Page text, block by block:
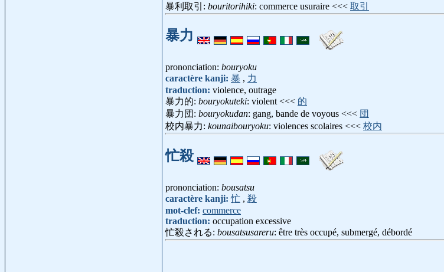
暴利取引: bouritorihiki: commerce usuraire <<< 取引
暴力
prononciation: bouryoku
caractère kanji: 暴 , 力
traduction: violence, outrage
暴力的: bouryokuteki: violent <<< 的
暴力団: bouryokudan: gang, bande de voyous <<< 団
校内暴力: kounaibouryoku: violences scolaires <<< 校内
忙殺
prononciation: bousatsu
caractère kanji:忙 , 殺
mot-clef: commerce
traduction: occupation excessive
忙殺される: bousatsusareru: être très occupé, submergé, débordé